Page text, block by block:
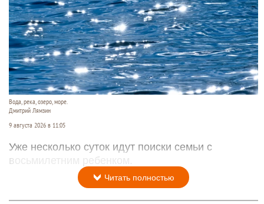
Вода, река, озеро, море.
Дмитрий Лямзин
9 августа 2026 в 11:05
Уже несколько суток идут поиски семьи с
восьмилетним ребенком.
Читать полностью